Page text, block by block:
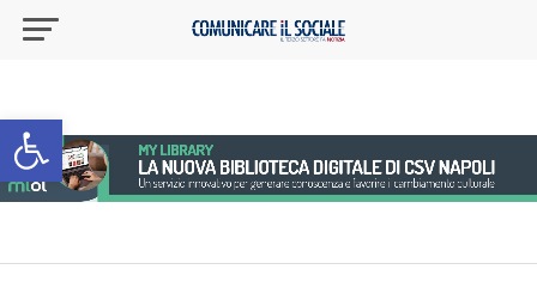
Apri la barra degli strumenti